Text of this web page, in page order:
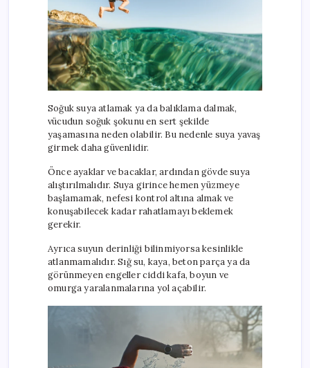
Soğuk suya atlamak ya da balıklama dalmak,
vücudun soğuk şokunu en sert şekilde
yaşamasına neden olabilir. Bu nedenle suya yavaş
girmek daha güvenlidir.
Önce ayaklar ve bacaklar, ardından gövde suya
alıştırılmalıdır. Suya girince hemen yüzmeye
başlamamak, nefesi kontrol altına almak ve
konuşabilecek kadar rahatlamayı beklemek
gerekir.
Ayrıca suyun derinliği bilinmiyorsa kesinlikle
atlanmamalıdır. Sığ su, kaya, beton parça ya da
görünmeyen engeller ciddi kafa, boyun ve
omurga yaralanmalarına yol açabilir.